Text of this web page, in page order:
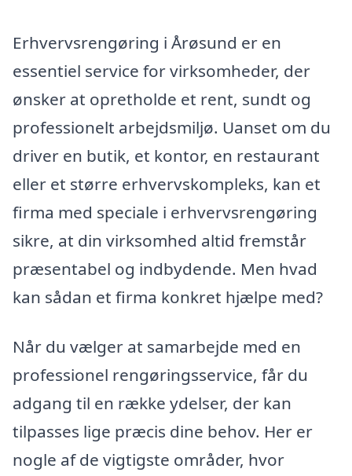
Erhvervsrengøring i Årøsund er en
essentiel service for virksomheder, der
ønsker at opretholde et rent, sundt og
professionelt arbejdsmiljø. Uanset om du
driver en butik, et kontor, en restaurant
eller et større erhvervskompleks, kan et
firma med speciale i erhvervsrengøring
sikre, at din virksomhed altid fremstår
præsentabel og indbydende. Men hvad
kan sådan et firma konkret hjælpe med?
Når du vælger at samarbejde med en
professionel rengøringsservice, får du
adgang til en række ydelser, der kan
tilpasses lige præcis dine behov. Her er
nogle af de vigtigste områder, hvor